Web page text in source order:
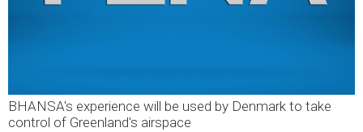
BHANSA's experience will be used by Denmark to take
control of Greenland's airspace